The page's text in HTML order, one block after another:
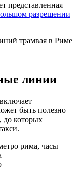
представленная
разрешении
трамвая в Риме
линии
быть полезно
до которых